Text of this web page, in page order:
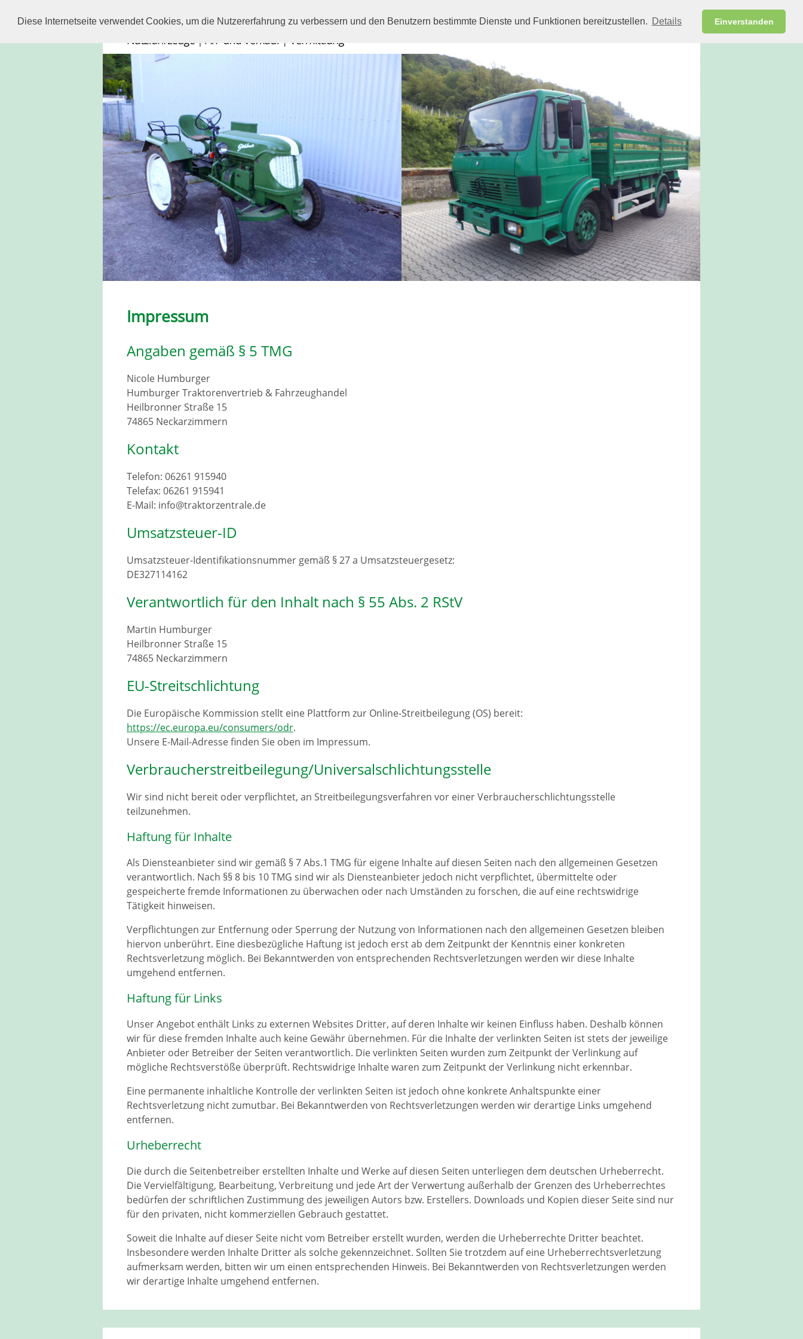
Diese Internetseite verwendet Cookies, um die Nutzererfahrung zu verbessern und den Benutzern bestimmte Dienste und Funktionen bereitzustellen. Details Einverstanden
Impressum
Angaben gemäß § 5 TMG
Nicole Humburger
Humburger Traktorenvertrieb & Fahrzeughandel
Heilbronner Straße 15
74865 Neckarzimmern
Kontakt
Telefon: 06261 915940
Telefax: 06261 915941
E-Mail: info@traktorzentrale.de
Umsatzsteuer-ID
Umsatzsteuer-Identifikationsnummer gemäß § 27 a Umsatzsteuergesetz:
DE327114162
Verantwortlich für den Inhalt nach § 55 Abs. 2 RStV
Martin Humburger
Heilbronner Straße 15
74865 Neckarzimmern
EU-Streitschlichtung
Die Europäische Kommission stellt eine Plattform zur Online-Streitbeilegung (OS) bereit:
https://ec.europa.eu/consumers/odr.
Unsere E-Mail-Adresse finden Sie oben im Impressum.
Verbraucherstreitbeilegung/Universalschlichtungsstelle
Wir sind nicht bereit oder verpflichtet, an Streitbeilegungsverfahren vor einer Verbraucherschlichtungsstelle
teilzunehmen.
Haftung für Inhalte
Als Diensteanbieter sind wir gemäß § 7 Abs.1 TMG für eigene Inhalte auf diesen Seiten nach den allgemeinen Gesetzen
verantwortlich. Nach §§ 8 bis 10 TMG sind wir als Diensteanbieter jedoch nicht verpflichtet, übermittelte oder
gespeicherte fremde Informationen zu überwachen oder nach Umständen zu forschen, die auf eine rechtswidrige
Tätigkeit hinweisen.
Verpflichtungen zur Entfernung oder Sperrung der Nutzung von Informationen nach den allgemeinen Gesetzen bleiben
hiervon unberührt. Eine diesbezügliche Haftung ist jedoch erst ab dem Zeitpunkt der Kenntnis einer konkreten
Rechtsverletzung möglich. Bei Bekanntwerden von entsprechenden Rechtsverletzungen werden wir diese Inhalte
umgehend entfernen.
Haftung für Links
Unser Angebot enthält Links zu externen Websites Dritter, auf deren Inhalte wir keinen Einfluss haben. Deshalb können
wir für diese fremden Inhalte auch keine Gewähr übernehmen. Für die Inhalte der verlinkten Seiten ist stets der jeweilige
Anbieter oder Betreiber der Seiten verantwortlich. Die verlinkten Seiten wurden zum Zeitpunkt der Verlinkung auf
mögliche Rechtsverstöße überprüft. Rechtswidrige Inhalte waren zum Zeitpunkt der Verlinkung nicht erkennbar.
Eine permanente inhaltliche Kontrolle der verlinkten Seiten ist jedoch ohne konkrete Anhaltspunkte einer
Rechtsverletzung nicht zumutbar. Bei Bekanntwerden von Rechtsverletzungen werden wir derartige Links umgehend
entfernen.
Urheberrecht
Die durch die Seitenbetreiber erstellten Inhalte und Werke auf diesen Seiten unterliegen dem deutschen Urheberrecht.
Die Vervielfältigung, Bearbeitung, Verbreitung und jede Art der Verwertung außerhalb der Grenzen des Urheberrechtes
bedürfen der schriftlichen Zustimmung des jeweiligen Autors bzw. Erstellers. Downloads und Kopien dieser Seite sind nur
für den privaten, nicht kommerziellen Gebrauch gestattet.
Soweit die Inhalte auf dieser Seite nicht vom Betreiber erstellt wurden, werden die Urheberrechte Dritter beachtet.
Insbesondere werden Inhalte Dritter als solche gekennzeichnet. Sollten Sie trotzdem auf eine Urheberrechtsverletzung
aufmerksam werden, bitten wir um einen entsprechenden Hinweis. Bei Bekanntwerden von Rechtsverletzungen werden
wir derartige Inhalte umgehend entfernen.